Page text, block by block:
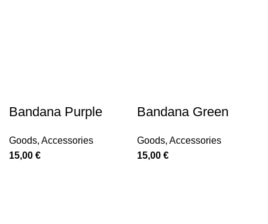
Bandana Purple
Goods, Accessories
15,00 €
Bandana Green
Goods, Accessories
15,00 €